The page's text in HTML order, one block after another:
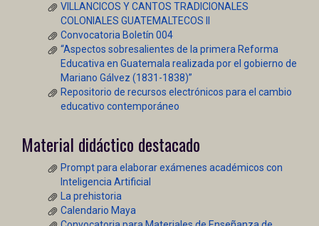
VILLANCICOS Y CANTOS TRADICIONALES
COLONIALES GUATEMALTECOS II
Convocatoria Boletín 004
“Aspectos sobresalientes de la primera Reforma
Educativa en Guatemala realizada por el gobierno de
Mariano Gálvez (1831-1838)”
Repositorio de recursos electrónicos para el cambio
educativo contemporáneo
Material didáctico destacado
Prompt para elaborar exámenes académicos con
Inteligencia Artificial
La prehistoria
Calendario Maya